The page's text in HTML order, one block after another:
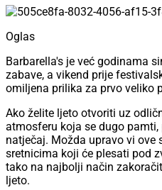
Oglas
Barbarella's je već godinama
zabave, a vikend prije
omiljena prilika za prvo veliko
Ako želite ljeto otvoriti uz
atmosferu koja se dugo
natječaj. Možda upravo vi ove
sretnicima koji će plesati pod
tako na najbolji način
ljeto.